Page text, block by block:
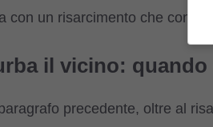
con un risarcimento che con
il vicino: quando
precedente, oltre al